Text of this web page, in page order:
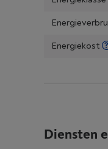
Energiekost
Diensten